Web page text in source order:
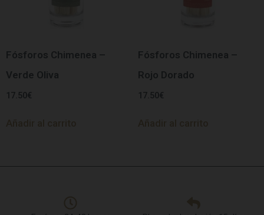
Fósforos Chimenea –
Verde Oliva
17.50€
Fósforos Chimenea –
Rojo Dorado
17.50€